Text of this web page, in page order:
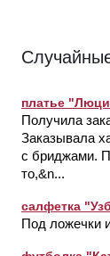
платье
Получила
Заказывала
с бриджами.
то,&n...
салфетка
Под ложечки